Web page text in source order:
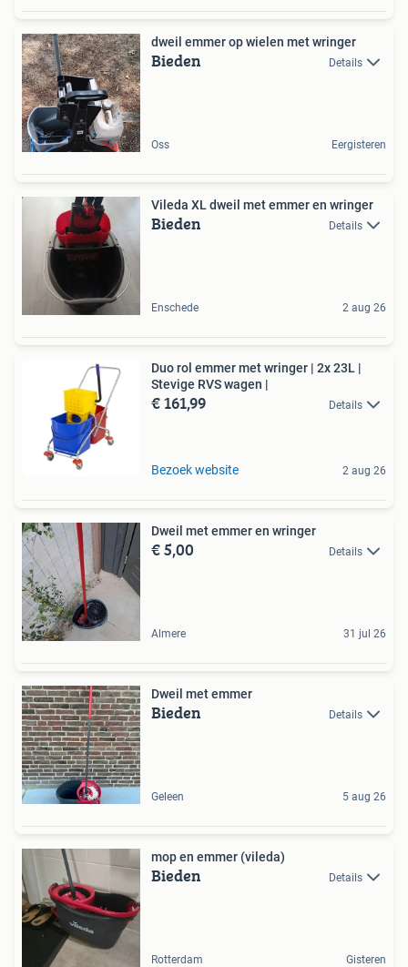
dweil emmer op wielen met wringer
Bieden Details
Oss Eergisteren
Vileda XL dweil met emmer en wringer
Bieden Details
Enschede 2 aug 26
Duo rol emmer met wringer | 2x 23L |
Stevige RVS wagen |
€ 161,99 Details
Bezoek website 2 aug 26
Dweil met emmer en wringer
€ 5,00 Details
Almere 31 jul 26
Dweil met emmer
Bieden Details
Geleen 5 aug 26
mop en emmer (vileda)
Bieden Details
Rotterdam Gisteren